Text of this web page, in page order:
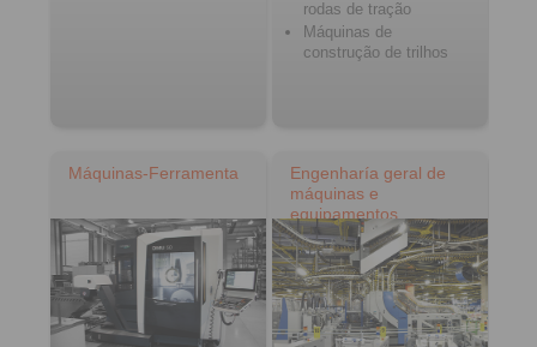
rodas de tração
Máquinas de
construção de trilhos
Máquinas-Ferramenta
Engenharía geral de
máquinas e
equipamentos